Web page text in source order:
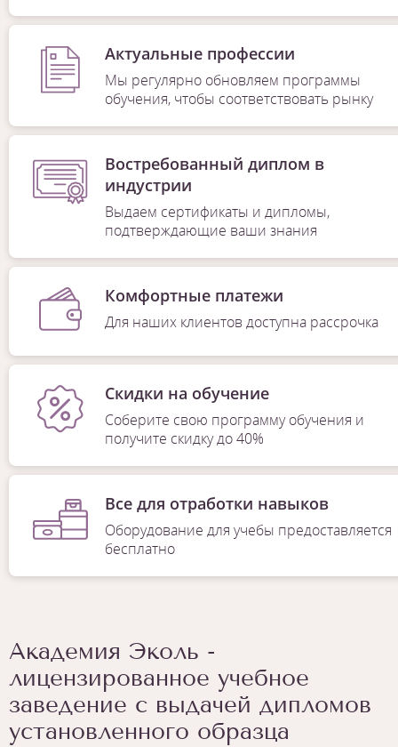
Актуальные профессии
Мы регулярно обновляем программы
обучения, чтобы соответствовать рынку
Востребованный диплом в
индустрии
Выдаем сертификаты и дипломы,
подтверждающие ваши знания
Комфортные платежи
Для наших клиентов доступна рассрочка
Скидки на обучение
Соберите свою программу обучения и
получите скидку до 40%
Все для отработки навыков
Оборудование для учебы предоставляется
бесплатно
Академия Эколь -
лицензированное учебное
заведение с выдачей дипломов
установленного образца